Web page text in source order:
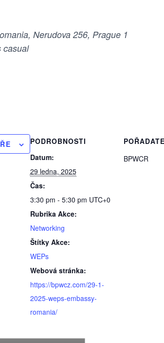
Nerudova 256, Prague 1
casual
PODROBNOSTI
Datum:
29 ledna, 2025
Čas:
3:30 pm - 5:30 pm UTC+0
Rubrika Akce:
Networking
Štítky Akce:
WEPs
Webová stránka:
https://bpwcz.com/29-1-
2025-weps-embassy-
romania/
BPWCR